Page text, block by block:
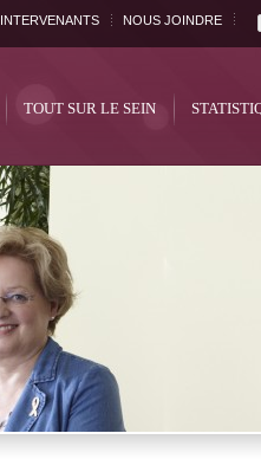
INTERVENANTS NOUS JOINDRE
TOUT SUR LE SEIN